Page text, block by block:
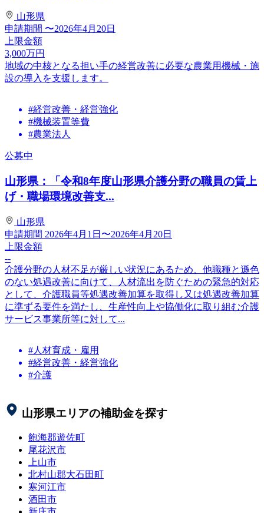
山形県
申請期間 〜2026年4月20日
上限金額
3,000万円
地域の中核となる担い手の経営改善に必要な農業用機械・施
設の導入を支援します。
#経営改善・経営強化
#機械装置等費
#農業法人
公募中
山形県：「令和8年度山形県介護分野の職員の賃上
げ・職場環境改善支...
山形県
申請期間 2026年4月1日〜2026年4月20日
上限金額
--
介護分野の人材不足が厳しい状況にあるため、他職種と遜色
のない処遇改善に向けて、人材流出を防ぐための緊急的対応
として、介護職員等処遇改善加算を取得し又は処遇改善加算
に準ずる要件を満たし、生産性向上や協働化に取り組む介護
サービス事業所等に対して...
#人材育成・雇用
#経営改善・経営強化
#介護
山形県エリアの補助金を探す
飽海郡遊佐町
尾花沢市
上山市
北村山郡大石田町
寒河江市
酒田市